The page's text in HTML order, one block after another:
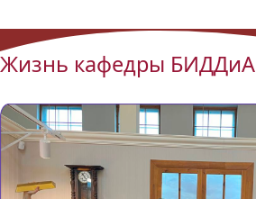
Жизнь кафедры БИДДиА